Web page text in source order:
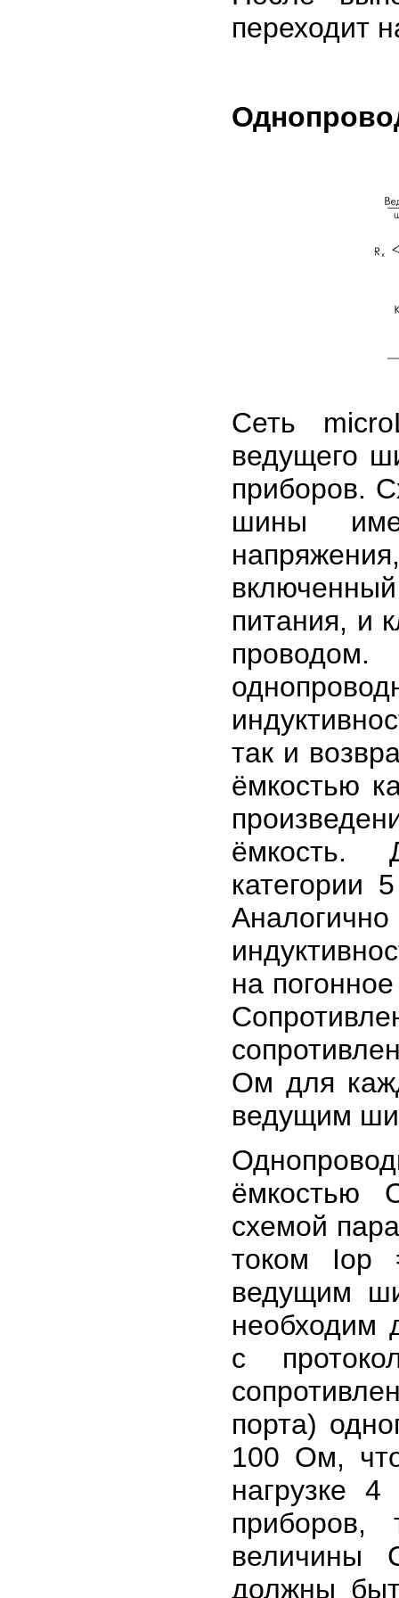
переходит
Сеть
ведущего
приборов.
шины
питания, и
так и
ёмкостью
ёмкость.
категории
на
Ом для
ведущим
ёмкостью
схемой
током Iop
ведущим
необходим
с
порта)
100 Ом,
нагрузке
величины
должны